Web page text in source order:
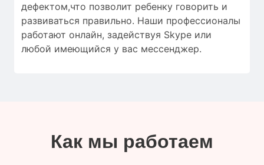
дефектом,что позволит ребенку говорить и
развиваться правильно. Наши профессионалы
работают онлайн, задействуя Skype или
любой имеющийся у вас мессенджер.
Как мы работаем